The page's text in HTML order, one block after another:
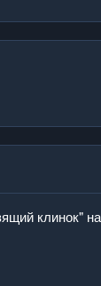
клинок"